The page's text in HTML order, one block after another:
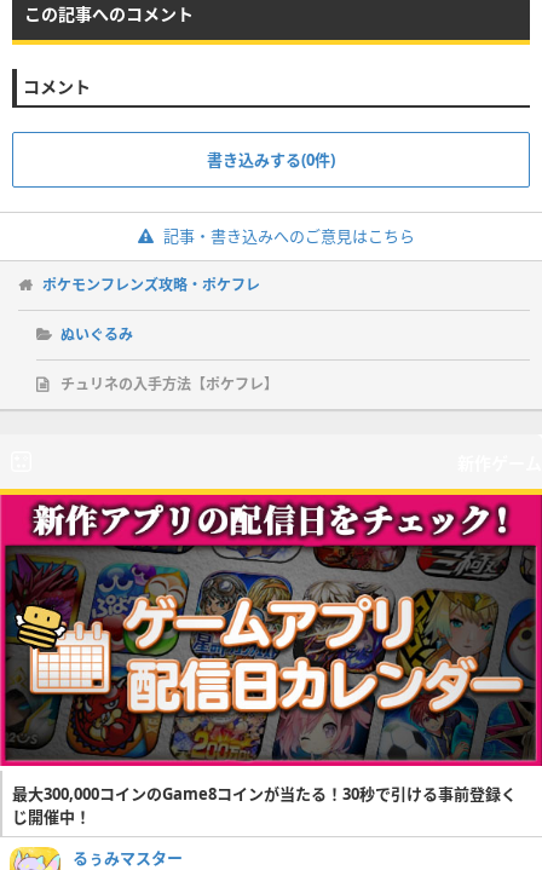
この記事へのコメント
コメント
書き込みする(0件)
記事・書き込みへのご意見はこちら
ポケモンフレンズ攻略・ポケフレ
ぬいぐるみ
チュリネの入手方法【ポケフレ】
最大300,000コインのGame8コインが当たる！30秒で引ける事前登録く
じ開催中！
るぅみマスター